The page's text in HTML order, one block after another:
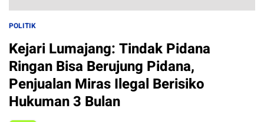
POLITIK
Kejari Lumajang: Tindak Pidana
Ringan Bisa Berujung Pidana,
Penjualan Miras Ilegal Berisiko
Hukuman 3 Bulan